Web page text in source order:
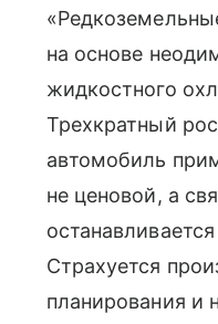
на основе
жидкостного
Трехкратный
автомобиль
не ценовой, а
Страхуется
планирования и